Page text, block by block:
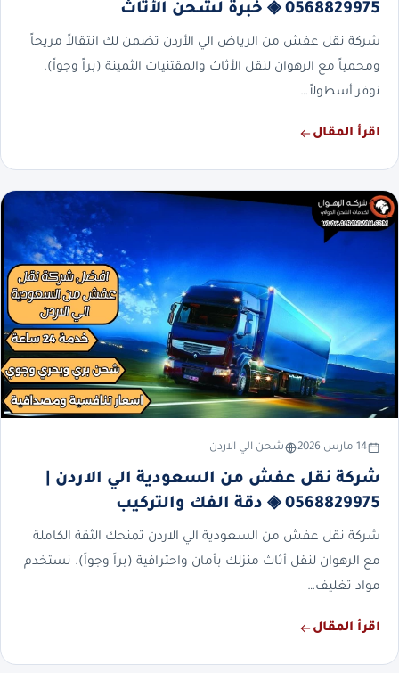
0568829975 ◈ خبرة لشحن الأثاث
شركة نقل عفش من الرياض الي الأردن تضمن لك انتقالاً مريحاً
ومحمياً مع الرهوان لنقل الأثاث والمقتنيات الثمينة (براً وجواً).
نوفر أسطولاً…
اقرأ المقال
14 مارس 2026 شحن الي الاردن
شركة نقل عفش من السعودية الي الاردن |
0568829975 ◈ دقة الفك والتركيب
شركة نقل عفش من السعودية الي الاردن تمنحك الثقة الكاملة
مع الرهوان لنقل أثاث منزلك بأمان واحترافية (براً وجواً). نستخدم
مواد تغليف…
اقرأ المقال